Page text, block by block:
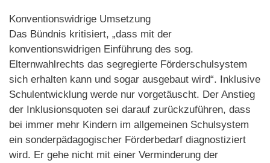
Konventionswidrige Umsetzung
Das Bündnis kritisiert, „dass mit der
konventionswidrigen Einführung des sog.
Elternwahlrechts das segregierte Förderschulsystem
sich erhalten kann und sogar ausgebaut wird“. Inklusive
Schulentwicklung werde nur vorgetäuscht. Der Anstieg
der Inklusionsquoten sei darauf zurückzuführen, dass
bei immer mehr Kindern im allgemeinen Schulsystem
ein sonderpädagogischer Förderbedarf diagnostiziert
wird. Er gehe nicht mit einer Verminderung der